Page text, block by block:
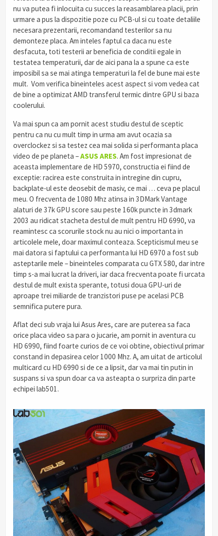
nu va putea fi inlocuita cu succes la reasamblarea placii, prin
urmare a pus la dispozitie poze cu PCB-ul si cu toate detaliile
necesara prezentarii, recomandand testerilor sa nu
demonteze placa. Am inteles faptul ca daca nu este
desfacuta, toti testerii ar beneficia de conditii egale in
testatea temperaturii, dar de aici pana la a spune ca este
imposibil sa se mai atinga temperaturi la fel de bune mai este
mult. Vom verifica bineinteles acest aspect si vom vedea cat
de bine a optimizat AMD transferul termic dintre GPU si baza
coolerului.
Va mai spun ca am pornit acest studiu destul de sceptic
pentru ca nu cu mult timp in urma am avut ocazia sa
overclockez si sa testez cea mai solida si performanta placa
video de pe planeta –ASUS ARES. Am fost impresionat de
aceasta implementare de HD 5970, constructia ei fiind de
exceptie: racirea este construita in intregine din cupru,
backplate-ul este deosebit de masiv, ce mai … ceva pe placul
meu. O frecventa de 1080 Mhz atinsa in 3DMark Vantage
alaturi de 37k GPU score sau peste 160k puncte in 3dmark
2003 au ridicat stacheta destul de mult pentru HD 6990, va
reamintesc ca scorurile stock nu au nici o importanta in
articolele mele, doar maximul conteaza. Scepticismul meu se
mai datora si faptului ca performanta lui HD 6970 a fost sub
asteptarile mele – bineinteles comparata cu GTX 580, dar intre
timp s-a mai lucrat la driveri, iar daca frecventa poate fi urcata
destul de mult exista sperante, totusi doua GPU-uri de
aproape trei miliarde de tranzistori puse pe acelasi PCB
semnifica putere pura.
Aflat deci sub vraja lui Asus Ares, care are puterea sa faca
orice placa video sa para o jucarie, am pornit in aventura cu
HD 6990, fiind foarte curios de ce voi obtine, obiectivul primar
constand in depasirea celor 1000 Mhz. A, am uitat de articolul
multicard cu HD 6990 si de ce a lipsit, dar va mai tin putin in
suspans si va spun doar ca va asteapta o surpriza din parte
echipei lab501.